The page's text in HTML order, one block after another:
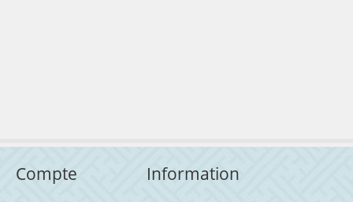
Compte Information